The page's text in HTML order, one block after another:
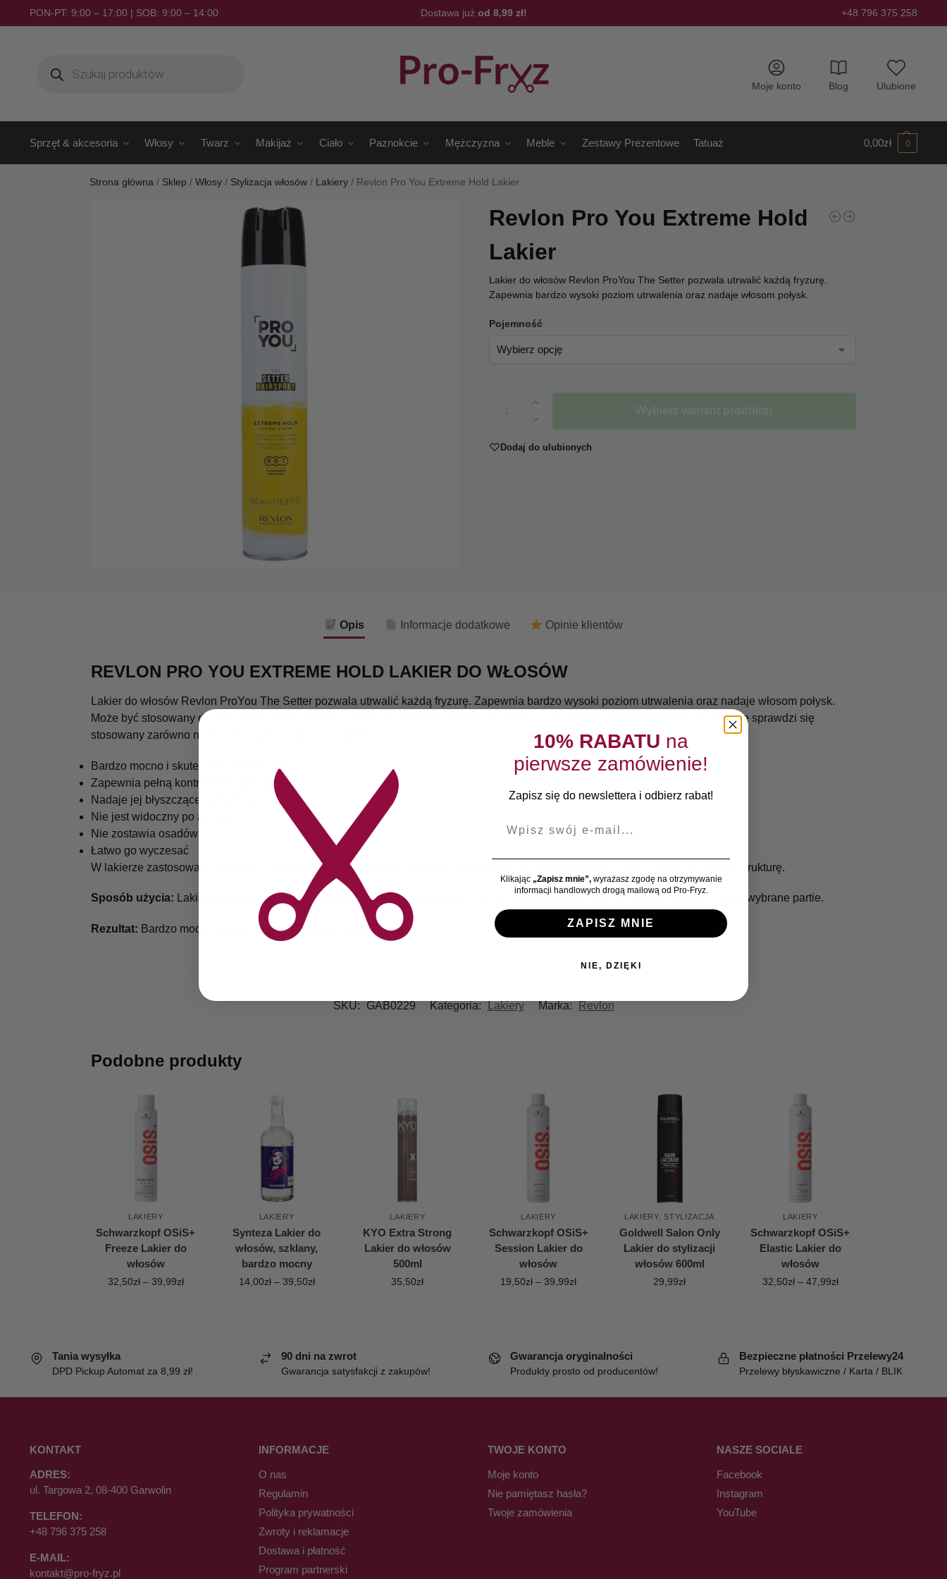
PON-PT: 9:00 – 17:00 | SOB: 9:00 – 14:00 Dostawa już od 8,99 zł! +48 796 375 258
Moje konto Blog Ulubione
Sprzęt & akcesoria Włosy Twarz Makijaż Ciało Paznokcie Mężczyzna Meble Zestawy Prezentowe Tatuaż 0,00zł 0
Strona główna / Sklep /Włosy / Stylizacja włosów / Lakiery / Revlon Pro You Extreme Hold Lakier
Revlon Pro You Extreme Hold
Lakier
Lakier do włosów Revlon ProYou The Setter pozwala utrwalić każdą fryzurę.
Zapewnia bardzo wysoki poziom utrwalenia oraz nadaje włosom połysk.
Pojemność
Wybierz wariant produktu
Dodaj do ulubionych
Opis Informacje dodatkowe Opinie klientów
REVLON PRO YOU EXTREME HOLD LAKIER DO WŁOSÓW
Lakier do włosów Revlon ProYou The Setter pozwala utrwalić każdą fryzurę. Zapewnia bardzo wysoki poziom utrwalenia oraz nadaje włosom połysk.
Może być stosowany do wszystkich typów włosów. Lakier nie zostawia śladów po aplikacji i ma dość lekką formułę, dlatego świetnie sprawdzi się
stosowany zarówno na wielkie wyjścia, jak i na co dzień.
Bardzo mocno i skutecznie utrwala włosy
Zapewnia pełną kontrolę nad fryzurą
Nadaje jej błyszczące wykończenie
Nie jest widoczny po aplikacji
Nie zostawia osadów
Łatwo go wyczesać
W lakierze zastosowano Instalast Technology, która gwarantuje trwałość fryzury w każdych warunkach bez względu na jej kształt i strukturę.
Sposób użycia: Lakier aplikować na suche włosy zachowując odległość ok. 30 cm. Można go stosować na całą fryzurę, jak i na jej wybrane partie.
Rezultat: Bardzo mocno utrwalona, pełna blasku fryzura.
SKU: GAB0229 Kategoria: Lakiery Marka: Revlon
Podobne produkty
LAKIERY
Schwarzkopf OSiS+
Freeze Lakier do
włosów
32,50zł – 39,99zł
LAKIERY
Synteza Lakier do
włosów, szklany,
bardzo mocny
14,00zł – 39,50zł
LAKIERY
KYO Extra Strong
Lakier do włosów
500ml
35,50zł
LAKIERY
Schwarzkopf OSiS+
Session Lakier do
włosów
19,50zł – 39,99zł
LAKIERY, STYLIZACJA
Goldwell Salon Only
Lakier do stylizacji
włosów 600ml
29,99zł
LAKIERY
Schwarzkopf OSiS+
Elastic Lakier do
włosów
32,50zł – 47,99zł
Tania wysyłka
DPD Pickup Automat za 8,99 zł!
90 dni na zwrot
Gwarancja satysfakcji z zakupów!
Gwarancja oryginalności
Produkty prosto od producentów!
Bezpieczne płatności Przelewy24
Przelewy błyskawiczne / Karta / BLIK
KONTAKT
ADRES:
ul. Targowa 2, 08-400 Garwolin
TELEFON:
+48 796 375 258
E-MAIL:
kontakt@pro-fryz.pl
INFORMACJE
O nas
Regulamin
Polityka prywatności
Zwroty i reklamacje
Dostawa i płatność
Program partnerski
TWOJE KONTO
Moje konto
Nie pamiętasz hasła?
Twoje zamówienia
NASZE SOCIALE
Facebook
Instagram
YouTube
10% RABATU na
pierwsze zamówienie!
Zapisz się do newslettera i odbierz rabat!
Klikając „Zapisz mnie”,wyrażasz zgodę na otrzymywanie
informacji handlowych drogą mailową od Pro-Fryz.
ZAPISZ MNIE
NIE, DZIĘKI